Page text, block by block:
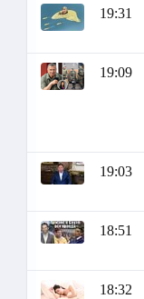
19:31
19:09
19:03
18:51
18:32